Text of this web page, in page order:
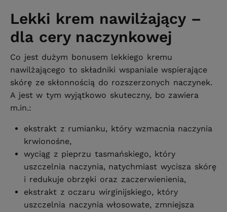
Lekki krem nawilżający –
dla cery naczynkowej
Co jest dużym bonusem lekkiego kremu
nawilżającego to składniki wspaniale wspierające
skórę ze skłonnością do rozszerzonych naczynek.
A jest w tym wyjątkowo skuteczny, bo zawiera
m.in.:
ekstrakt z rumianku, który wzmacnia naczynia
krwionośne,
wyciąg z pieprzu tasmańskiego, który
uszczelnia naczynia, natychmiast wycisza skórę
i redukuje obrzęki oraz zaczerwienienia,
ekstrakt z oczaru wirginijskiego, który
uszczelnia naczynia włosowate, zmniejsza